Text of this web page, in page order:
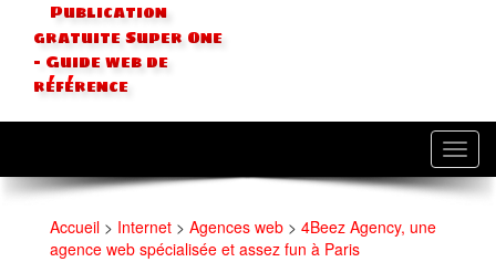
Publication
gratuite Super One
- Guide web de
référence
Accueil > Internet > Agences web > 4Beez Agency, une
agence web spécialisée et assez fun à Paris